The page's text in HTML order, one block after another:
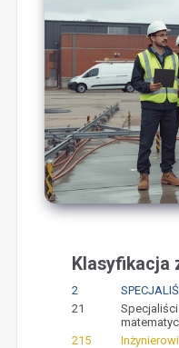
Klasyfikacja
2
21
Specjaliści
215